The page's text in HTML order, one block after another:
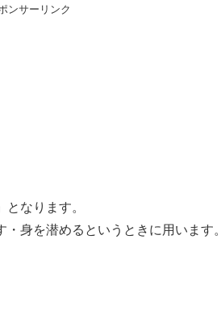
ンサーリンク
なります。
身を潜めるというときに用います。